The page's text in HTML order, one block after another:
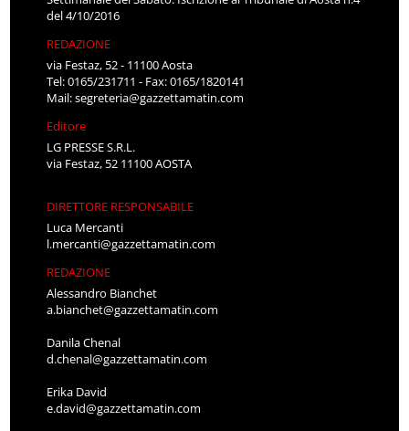
del 4/10/2016
REDAZIONE
via Festaz, 52 - 11100 Aosta
Tel: 0165/231711 - Fax: 0165/1820141
Mail:segreteria@gazzettamatin.com
Editore
LG PRESSE S.R.L.
via Festaz, 52 11100 AOSTA
DIRETTORE RESPONSABILE
Luca Mercanti
l.mercanti@gazzettamatin.com
REDAZIONE
Alessandro Bianchet
a.bianchet@gazzettamatin.com
Danila Chenal
d.chenal@gazzettamatin.com
Erika David
e.david@gazzettamatin.com